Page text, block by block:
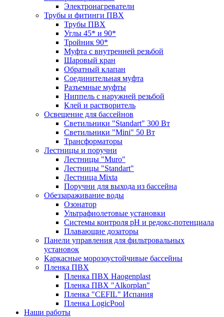
Электронагреватели
Трубы и фитинги ПВХ
Трубы ПВХ
Углы 45* и 90*
Тройник 90*
Муфта с внутренней резьбой
Шаровый кран
Обратный клапан
Соединительная муфта
Разъемные муфты
Ниппель с наружней резьбой
Клей и растворитель
Освещение для бассейнов
Светильники "Standart" 300 Вт
Светильники "Mini" 50 Вт
Трансформаторы
Лестницы и поручни
Лестницы "Muro"
Лестницы "Standart"
Лестница Mixta
Поручни для выхода из бассейна
Обеззараживание воды
Озонатор
Ультрафиолетовые установки
Системы контроля рН и редокс-потенциала
Плавающие дозаторы
Панели управления для фильтровальных
установок
Каркасные морозоустойчивые бассейны
Пленка ПВХ
Пленка ПВХ Haogenplast
Пленка ПВХ "Alkorplan"
Пленка "CEFIL" Испания
Пленка LogicPool
Наши работы